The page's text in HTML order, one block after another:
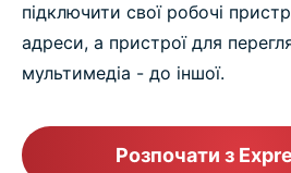
підключити свої робочі
адреси, а пристрої для
мультимедіа - до іншої.
Розпочати з